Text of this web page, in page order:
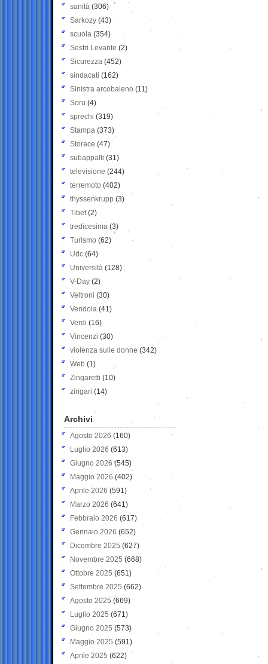
sanità (306)
Sarkozy (43)
scuola (354)
Sestri Levante (2)
Sicurezza (452)
sindacati (162)
Sinistra arcobaleno (11)
Soru (4)
sprechi (319)
Stampa (373)
Storace (47)
subappalti (31)
televisione(244)
terremoto (402)
thyssenkrupp (3)
Tibet(2)
tredicesima (3)
Turismo (62)
Udc (64)
Università (128)
V-Day (2)
Veltroni (30)
Vendola (41)
Verdi (16)
Vincenzi (30)
violenza sulle donne (342)
Web (1)
Zingaretti (10)
zingari (14)
Archivi
Agosto 2026 (160)
Luglio 2026 (613)
Giugno 2026 (545)
Maggio 2026 (402)
Aprile 2026 (591)
Marzo 2026 (641)
Febbraio 2026 (617)
Gennaio 2026 (652)
Dicembre 2025 (627)
Novembre 2025 (668)
Ottobre 2025 (651)
Settembre 2025 (662)
Agosto 2025 (669)
Luglio 2025 (671)
Giugno 2025 (573)
Maggio 2025 (591)
Aprile 2025 (622)